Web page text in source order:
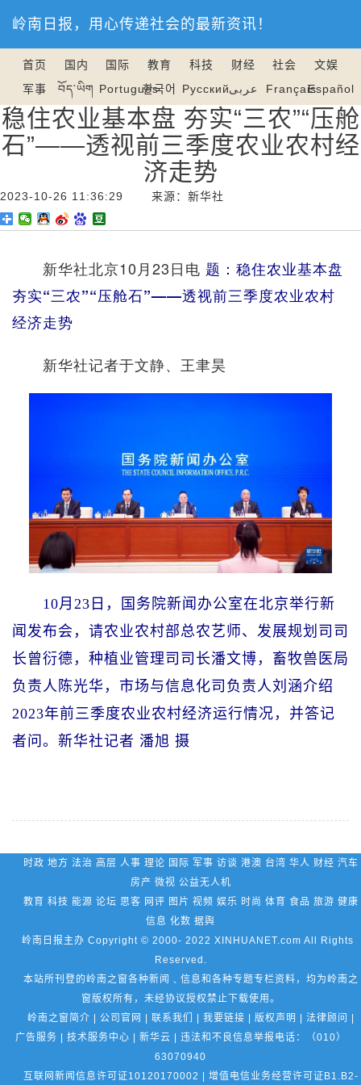
岭南日报，用心传递社会的最新资讯！
首页 国内 国际 教育 科技 财经 社会
文娱
军事
བོད་ཡིག Português한국어 Русскийعربى FrançaisEspañol
稳住农业基本盘 夯实“三农”“压舱
石”——透视前三季度农业农村经
济走势
2023-10-26 11:36:29 来源：新华社
新华社北京10月23日电 题：稳住农业基本盘
夯实“三农”“压舱石”——透视前三季度农业农村
经济走势
新华社记者于文静、王聿昊
10月23日，国务院新闻办公室在北京举行新
闻发布会，请农业农村部总农艺师、发展规划司司
长曾衍德，种植业管理司司长潘文博，畜牧兽医局
负责人陈光华，市场与信息化司负责人刘涵介绍
2023年前三季度农业农村经济运行情况，并答记
者问。新华社记者 潘旭 摄
时政 地方 法治 高层 人事 理论 国际 军事 访谈 港澳 台湾 华人 财经 汽车
房产 微视 公益无人机
教育 科技 能源 论坛 思客 网评 图片 视频 娱乐 时尚 体育 食品 旅游 健康
信息 化数 据舆
岭南日报主办 Copyright © 2000- 2022 XINHUANET.com All Rights
Reserved.
本站所刊登的岭南之窗各种新闻﹑信息和各种专题专栏资料，均为岭南之
窗版权所有，未经协议授权禁止下载使用。
岭南之窗简介 | 公司官网 | 联系我们 | 我要链接 | 版权声明 | 法律顾问 |
广告服务 | 技术服务中心 | 新华云 | 违法和不良信息举报电话：（010）
63070940
互联网新闻信息许可证10120170002 | 增值电信业务经营许可证B1.B2-